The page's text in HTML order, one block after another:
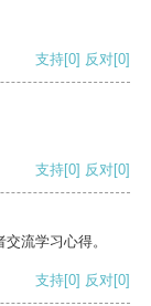
支持[0] 反对[0]
支持[0] 反对[0]
流学习心得。
支持[0] 反对[0]